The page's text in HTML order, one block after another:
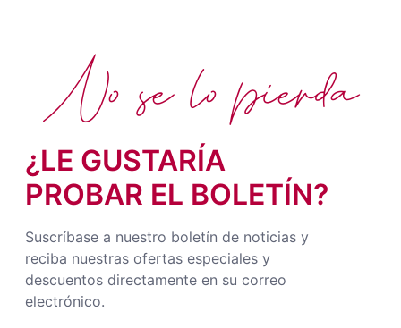
¿LE GUSTARÍA
PROBAR EL BOLETÍN?
Suscríbase a nuestro boletín de noticias y
reciba nuestras ofertas especiales y
descuentos directamente en su correo
electrónico.
No se lo pierda